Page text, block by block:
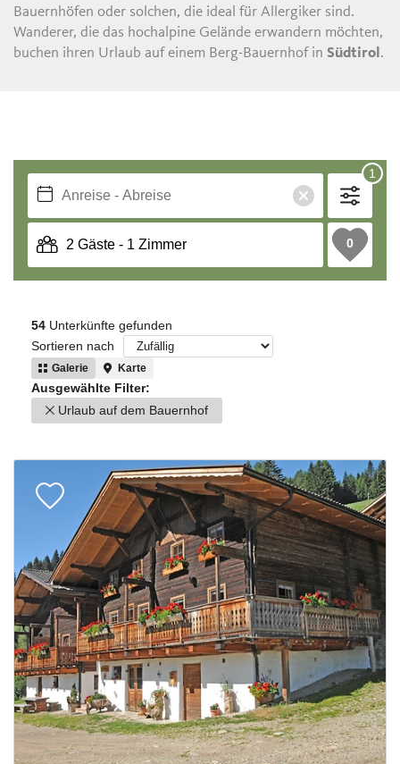
Bauernhöfen oder solchen, die ideal für Allergiker sind.
Wanderer, die das hochalpine Gelände erwandern möchten,
buchen ihren Urlaub auf einem Berg-Bauernhof inSüdtirol .